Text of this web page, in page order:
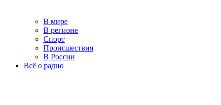
В мире
В регионе
Спорт
Происшествия
В России
Всё о радио